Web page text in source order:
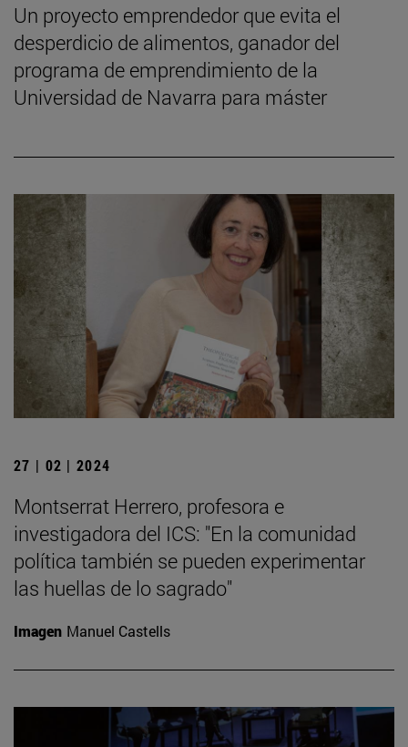
Un proyecto emprendedor que evita el
desperdicio de alimentos, ganador del
programa de emprendimiento de la
Universidad de Navarra para máster
27 | 02 | 2024
Montserrat Herrero, profesora e
investigadora del ICS: "En la comunidad
política también se pueden experimentar
las huellas de lo sagrado"
Imagen Manuel Castells